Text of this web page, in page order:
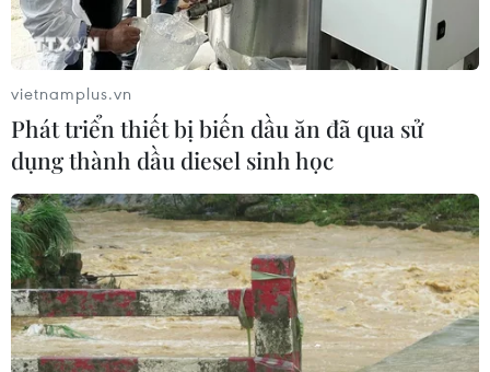
vietnamplus.vn
Phát triển thiết bị biến dầu ăn đã qua sử
dụng thành dầu diesel sinh học